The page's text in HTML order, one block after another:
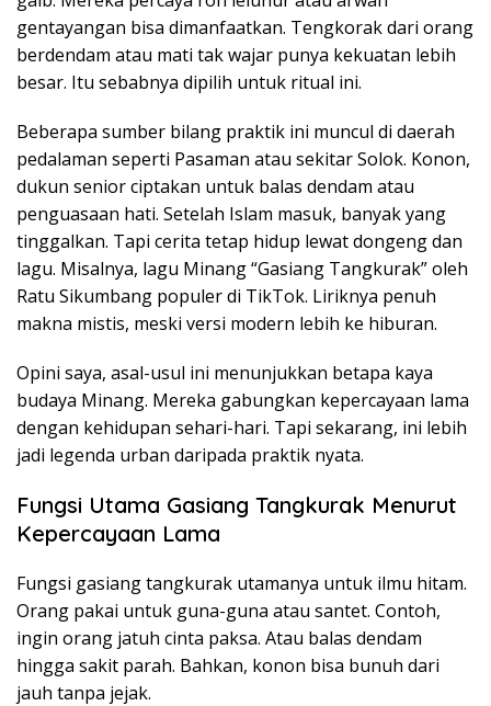
gentayangan bisa dimanfaatkan. Tengkorak dari orang
berdendam atau mati tak wajar punya kekuatan lebih
besar. Itu sebabnya dipilih untuk ritual ini.
Beberapa sumber bilang praktik ini muncul di daerah
pedalaman seperti Pasaman atau sekitar Solok. Konon,
dukun senior ciptakan untuk balas dendam atau
penguasaan hati. Setelah Islam masuk, banyak yang
tinggalkan. Tapi cerita tetap hidup lewat dongeng dan
lagu. Misalnya, lagu Minang “Gasiang Tangkurak” oleh
Ratu Sikumbang populer di TikTok. Liriknya penuh
makna mistis, meski versi modern lebih ke hiburan.
Opini saya, asal-usul ini menunjukkan betapa kaya
budaya Minang. Mereka gabungkan kepercayaan lama
dengan kehidupan sehari-hari. Tapi sekarang, ini lebih
jadi legenda urban daripada praktik nyata.
Fungsi Utama Gasiang Tangkurak Menurut
Kepercayaan Lama
Fungsi gasiang tangkurak utamanya untuk ilmu hitam.
Orang pakai untuk guna-guna atau santet. Contoh,
ingin orang jatuh cinta paksa. Atau balas dendam
hingga sakit parah. Bahkan, konon bisa bunuh dari
jauh tanpa jejak.